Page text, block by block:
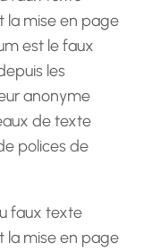
la mise en page
est le faux
les
anonyme
de texte
polices de
faux texte
la mise en page